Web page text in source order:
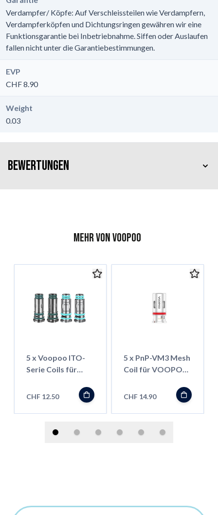
Verdampfer/ Köpfe: Auf Verschleissteilen wie Verdampfern,
Verdampferköpfen und Dichtungsringen gewähren wir eine
Funktionsgarantie bei Inbetriebnahme. Siffen oder Auslaufen
fallen nicht unter die Garantiebestimmungen.
EVP
CHF 8.90
Weight
0.03
Bewertungen
Mehr von Voopoo
5 x Voopoo ITO-
Serie Coils für
CHF 12.50
5 x PnP-VM3 Mesh
Coil für VOOPOO
Serie, 0.45ohm
CHF 14.90